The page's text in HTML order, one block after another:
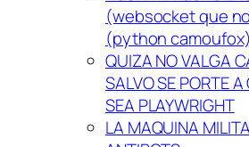
(websocket que
(python camoufox)
QUIZA NO VALGA
SALVO SE PORTE
SEA PLAYWRIGHT
LA MAQUINA